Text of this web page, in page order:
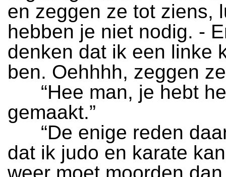
en zeggen ze tot ziens,
hebben je niet nodig. -
denken dat ik een linke
ben. Oehhhh, zeggen
“Hee man, je hebt
gemaakt.”
“De enige reden
dat ik judo en karate